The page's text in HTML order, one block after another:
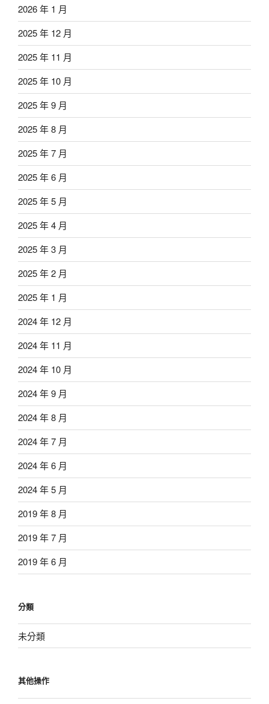
2026 年 1 月
2025 年 12 月
2025 年 11 月
2025 年 10 月
2025 年 9 月
2025 年 8 月
2025 年 7 月
2025 年 6 月
2025 年 5 月
2025 年 4 月
2025 年 3 月
2025 年 2 月
2025 年 1 月
2024 年 12 月
2024 年 11 月
2024 年 10 月
2024 年 9 月
2024 年 8 月
2024 年 7 月
2024 年 6 月
2024 年 5 月
2019 年 8 月
2019 年 7 月
2019 年 6 月
分類
未分類
其他操作